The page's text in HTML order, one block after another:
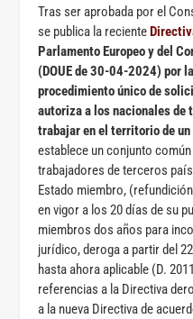
Tras ser aprobada por el
se publica la reciente
Parlamento Europeo y del
(DOUE de 30-04-2024) por
procedimiento único de
autoriza a los nacionales
trabajar en el territorio de un
establece un conjunto
trabajadores de terceros
Estado miembro,
en vigor a los 20 días de su
miembros dos años para
jurídico, deroga a partir del
hasta ahora aplicable (D.
referencias a la Directiva
a la nueva Directiva de